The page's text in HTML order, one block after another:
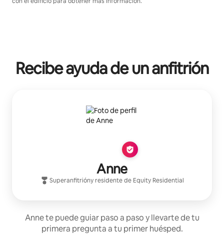
Recibe ayuda de un anfitrión
Anne
Superanfitrióny residente de Equity Residential
Anne te puede guiar paso a paso y llevarte de tu
primera pregunta a tu primer huésped.